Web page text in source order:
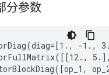
分参数
-1.,